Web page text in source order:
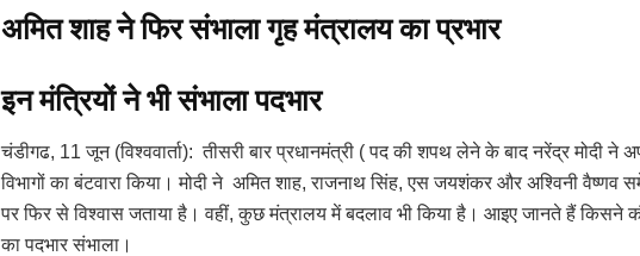
अमित शाह ने फिर संभाला गृह मंत्रालय का प्रभार
इन मंत्रियों ने भी संभाला पदभार
चंडीगढ, 11 जून (विश्ववार्ता): तीसरी बार प्रधानमंत्री ( पद की शपथ लेने के बाद नरेंद्र मोदी ने
विभागों का बंटवारा किया। मोदी ने अमित शाह, राजनाथ सिंह, एस जयशंकर और अश्विनी वैष्णव
पर फिर से विश्वास जताया है। वहीं, कुछ मंत्रालय में बदलाव भी किया है। आइए जानते हैं किसने
का पदभार संभाला।